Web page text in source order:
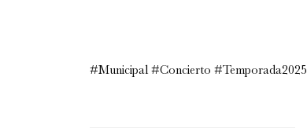
#Municipal #Concierto #Temporada2025